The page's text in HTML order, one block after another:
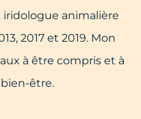
animalière
2017 et 2019. Mon
à être compris et à
être.